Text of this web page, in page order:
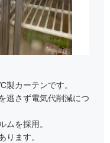
製カーテンです。
逃さず電気代削減につ
ムを採用。
ります。